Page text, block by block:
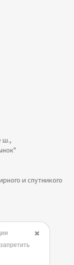
ш.,
и спутникого
данных
✖️